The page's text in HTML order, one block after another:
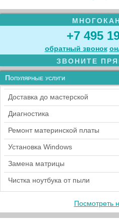
+7 495
обратный звонок
ЗВОНИТЕ
Популярные услуги
Доставка до мастерской
Диагностика
Ремонт материнской платы
Установка Windows
Замена матрицы
Чистка ноутбука от пыли
Посмотреть